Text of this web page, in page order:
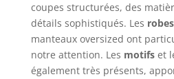
coupes structurées, des
détails sophistiqués. Les robes
manteaux oversized ont
notre attention. Les motifset
également très présents,